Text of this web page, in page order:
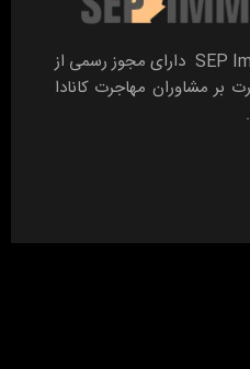
سازمان مهاجرتی SEP Immigration دارای مجوز رسمی از
مشاوران مهاجرت کانادا